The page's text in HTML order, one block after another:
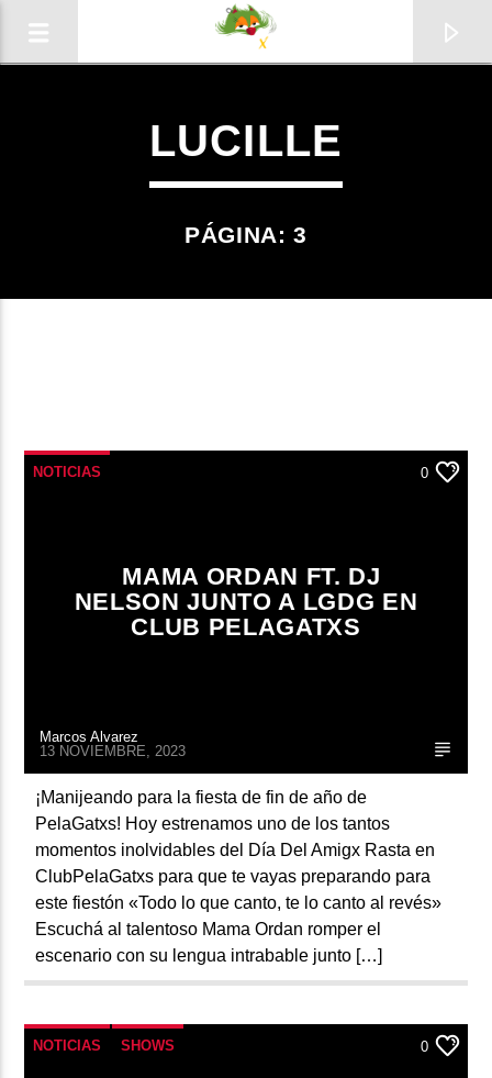
LUCILLE
PÁGINA: 3
NOTICIAS 0
MAMA ORDAN FT. DJ
NELSON JUNTO A LGDG EN
CLUB PELAGATXS
Marcos Alvarez
13 NOVIEMBRE, 2023
¡Manijeando para la fiesta de fin de año de
PelaGatxs! Hoy estrenamos uno de los tantos
momentos inolvidables del Día Del Amigx Rasta en
ClubPelaGatxs para que te vayas preparando para
este fiestón «Todo lo que canto, te lo canto al revés»
Escuchá al talentoso Mama Ordan romper el
escenario con su lengua intrabable junto […]
NOTICIAS SHOWS 0